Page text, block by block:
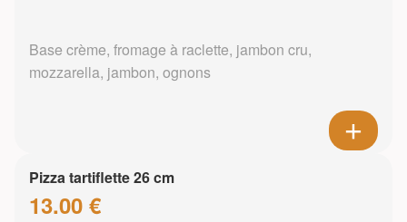
Base crème, fromage à raclette, jambon cru,
mozzarella, jambon, ognons
Pizza tartiflette 26 cm
13.00 €